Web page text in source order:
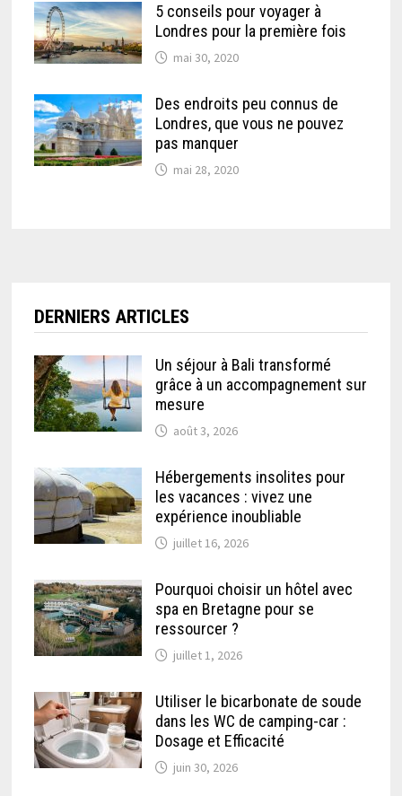
5 conseils pour voyager à
Londres pour la première fois
mai 30, 2020
Des endroits peu connus de
Londres, que vous ne pouvez
pas manquer
mai 28, 2020
DERNIERS ARTICLES
Un séjour à Bali transformé
grâce à un accompagnement sur
mesure
août 3, 2026
Hébergements insolites pour
les vacances : vivez une
expérience inoubliable
juillet 16, 2026
Pourquoi choisir un hôtel avec
spa en Bretagne pour se
ressourcer ?
juillet 1, 2026
Utiliser le bicarbonate de soude
dans les WC de camping-car :
Dosage et Efficacité
juin 30, 2026